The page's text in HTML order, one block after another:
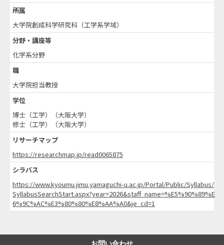
所属
大学院創成科学研究科（工学系学域）
分野・講座等
化学系分野
職
大学院担当教授
学位
博士（工学）（大阪大学）
修士（工学）（大阪大学）
リサーチマップ
https://researchmap.jp/read0065875
シラバス
https://www.kyoumu.jimu.yamaguchi-u.ac.jp/Portal/Public/Syllabus/
SyllabusSearchStart.aspx?year=2026&staff_name=%E5%90%89%E
6%9C%AC%E3%80%80%E8%AA%A0&je_cd=1